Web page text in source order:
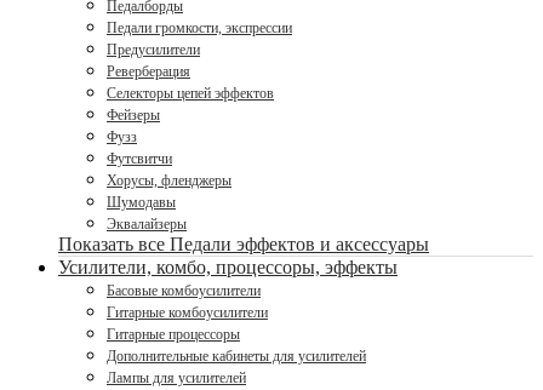
Педалборды
Педали громкости, экспрессии
Предусилители
Реверберация
Селекторы цепей эффектов
Фейзеры
Фузз
Футсвитчи
Хорусы, фленджеры
Шумодавы
Эквалайзеры
Показать все Педали эффектов и аксессуары
Усилители, комбо, процессоры, эффекты
Басовые комбоусилители
Гитарные комбоусилители
Гитарные процессоры
Дополнительные кабинеты для усилителей
Лампы для усилителей